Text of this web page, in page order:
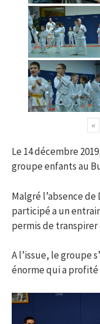
«
Le 14 décembre
groupe enfants au
Malgré l’absence
participé a un
permis de transpirer
A l’issue, le groupe
énorme qui a